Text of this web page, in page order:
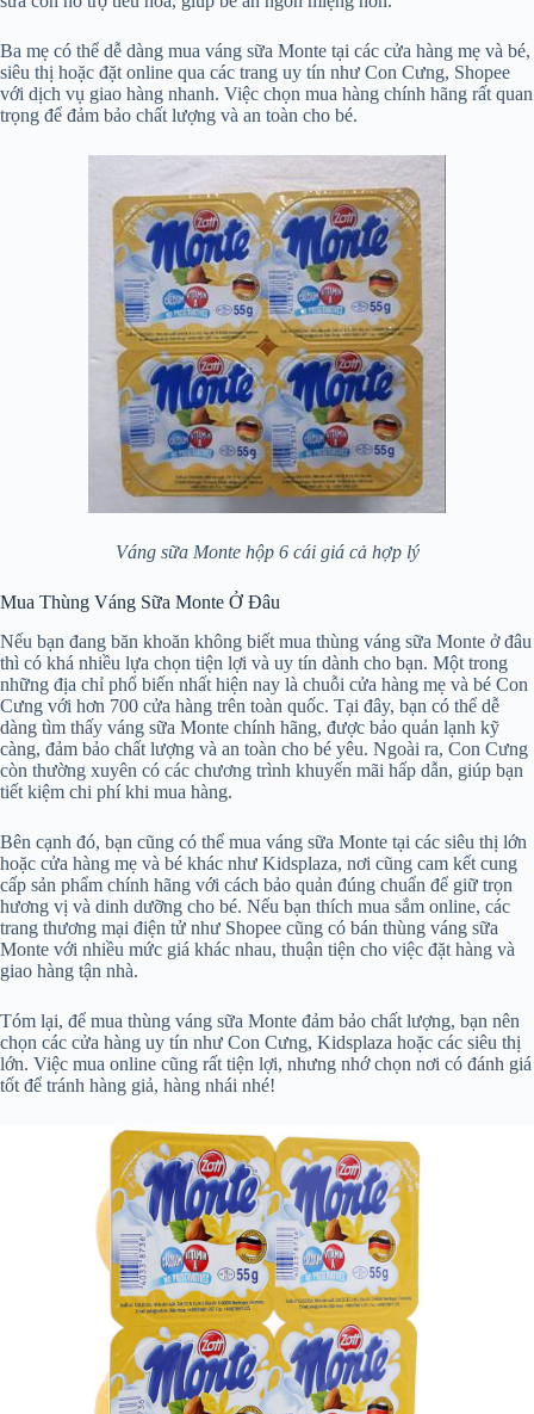
Ba mẹ có thể dễ dàng mua váng sữa Monte tại các cửa hàng mẹ và bé,
siêu thị hoặc đặt online qua các trang uy tín như Con Cưng, Shopee
với dịch vụ giao hàng nhanh. Việc chọn mua hàng chính hãng rất quan
trọng để đảm bảo chất lượng và an toàn cho bé.
Váng sữa Monte hộp 6 cái giá cả hợp lý
Mua Thùng Váng Sữa Monte Ở Đâu
Nếu bạn đang băn khoăn không biết mua thùng váng sữa Monte ở đâu
thì có khá nhiều lựa chọn tiện lợi và uy tín dành cho bạn. Một trong
những địa chỉ phổ biến nhất hiện nay là chuỗi cửa hàng mẹ và bé Con
Cưng với hơn 700 cửa hàng trên toàn quốc. Tại đây, bạn có thể dễ
dàng tìm thấy váng sữa Monte chính hãng, được bảo quản lạnh kỹ
càng, đảm bảo chất lượng và an toàn cho bé yêu. Ngoài ra, Con Cưng
còn thường xuyên có các chương trình khuyến mãi hấp dẫn, giúp bạn
tiết kiệm chi phí khi mua hàng.
Bên cạnh đó, bạn cũng có thể mua váng sữa Monte tại các siêu thị lớn
hoặc cửa hàng mẹ và bé khác như Kidsplaza, nơi cũng cam kết cung
cấp sản phẩm chính hãng với cách bảo quản đúng chuẩn để giữ trọn
hương vị và dinh dưỡng cho bé. Nếu bạn thích mua sắm online, các
trang thương mại điện tử như Shopee cũng có bán thùng váng sữa
Monte với nhiều mức giá khác nhau, thuận tiện cho việc đặt hàng và
giao hàng tận nhà.
Tóm lại, để mua thùng váng sữa Monte đảm bảo chất lượng, bạn nên
chọn các cửa hàng uy tín như Con Cưng, Kidsplaza hoặc các siêu thị
lớn. Việc mua online cũng rất tiện lợi, nhưng nhớ chọn nơi có đánh giá
tốt để tránh hàng giả, hàng nhái nhé!